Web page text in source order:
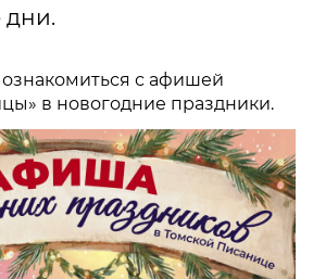
дни.
с афишей
в новогодние праздники.